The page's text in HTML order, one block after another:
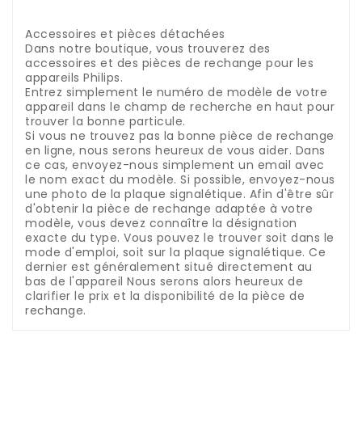
Accessoires et pièces détachées
Dans notre boutique, vous trouverez des
accessoires et des pièces de rechange pour les
appareils Philips.
Entrez simplement le numéro de modèle de votre
appareil dans le champ de recherche en haut pour
trouver la bonne particule.
Si vous ne trouvez pas la bonne pièce de rechange
en ligne, nous serons heureux de vous aider. Dans
ce cas, envoyez-nous simplement un email avec
le nom exact du modèle. Si possible, envoyez-nous
une photo de la plaque signalétique. Afin d'être sûr
d'obtenir la pièce de rechange adaptée à votre
modèle, vous devez connaître la désignation
exacte du type. Vous pouvez le trouver soit dans le
mode d'emploi, soit sur la plaque signalétique. Ce
dernier est généralement situé directement au
bas de l'appareil Nous serons alors heureux de
clarifier le prix et la disponibilité de la pièce de
rechange.